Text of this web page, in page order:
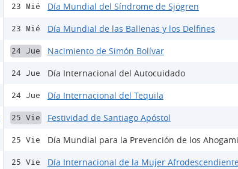
23 Mié Día Mundial del Síndrome de Sjögren
23 Mié Día Mundial de las Ballenas y los Delfines
24 Jue Nacimiento de Simón Bolívar
24 Jue Día Internacional del Autocuidado
24 Jue Día Internacional del Tequila
25 Vie Festividad de Santiago Apóstol
25 Vie Día Mundial para la Prevención de los
25 Vie Día Internacional de la Mujer